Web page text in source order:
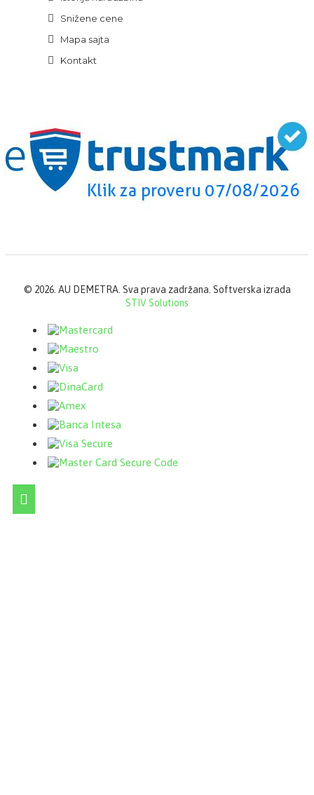
Snižene cene
Mapa sajta
Kontakt
© 2026. AU DEMETRA. Sva prava zadržana. Softverska izrada
STIV Solutions